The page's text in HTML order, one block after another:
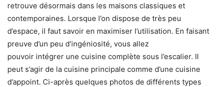
retrouve désormais dans les maisons classiques et
contemporaines. Lorsque l’on dispose de très peu
d’espace, il faut savoir en maximiser l’utilisation. En faisant
preuve d’un peu d’ingéniosité, vous allez
pouvoir intégrer une cuisine complète sous l’escalier. Il
peut s’agir de la cuisine principale comme d’une cuisine
d’appoint. Ci-après quelques photos de différents types